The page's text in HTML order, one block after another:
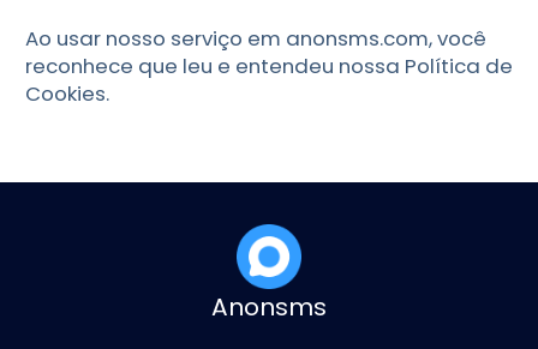
Ao usar nosso serviço em anonsms.com, você
reconhece que leu e entendeu nossa Política de
Cookies.
Anonsms